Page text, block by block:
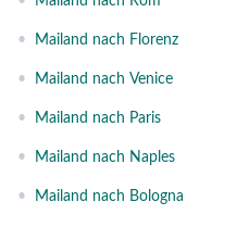
• Mailand nach Florenz
• Mailand nach Venice
• Mailand nach Paris
• Mailand nach Naples
• Mailand nach Bologna